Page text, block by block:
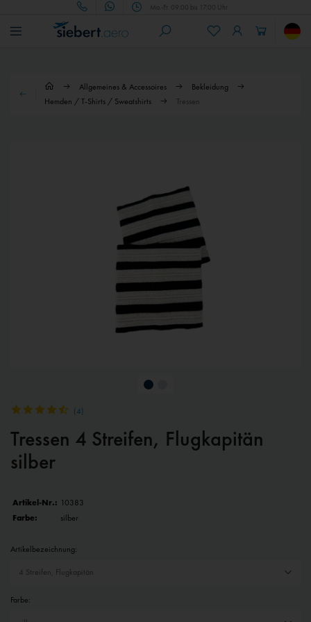
Mo.-Fr. 09:00 bis 17:00 Uhr
Allgemeines & Accessoires
Bekleidung
Hemden / T-Shirts / Sweatshirts
Tressen
(4)
Tressen 4 Streifen, Flugkapitän
silber
Artikel-Nr.: 10383
Farbe:
silber
Artikelbezeichnung:
Farbe: